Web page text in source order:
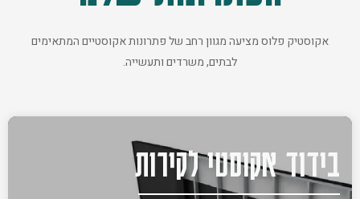
אקוסטיק פלוס מציעה מגוון רחב של פתרונות אקוסטיים המתאימים
לבתים, משרדים ותעשייה.
בידוד אקוסטי לקירות